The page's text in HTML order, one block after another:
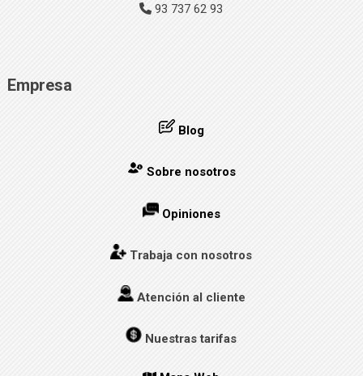
93 737 62 93
Empresa
Blog
Sobre nosotros
Opiniones
Trabaja con nosotros
Atención al cliente
Nuestras tarifas